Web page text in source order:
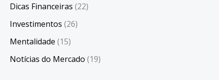
Dicas Financeiras (22)
Investimentos (26)
Mentalidade (15)
Notícias do Mercado (19)